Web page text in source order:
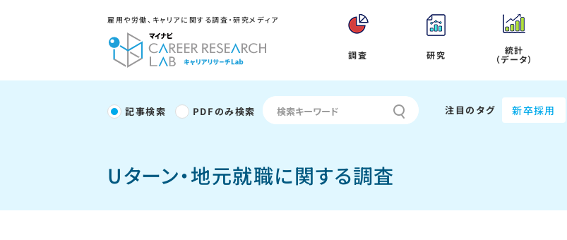
雇用や労働、キャリアに関する調査・研究メディア
調査 研究 統計
（データ）
記事検索 PDFのみ検索 注目のタグ 新卒採用
Uターン・地元就職に関する調査